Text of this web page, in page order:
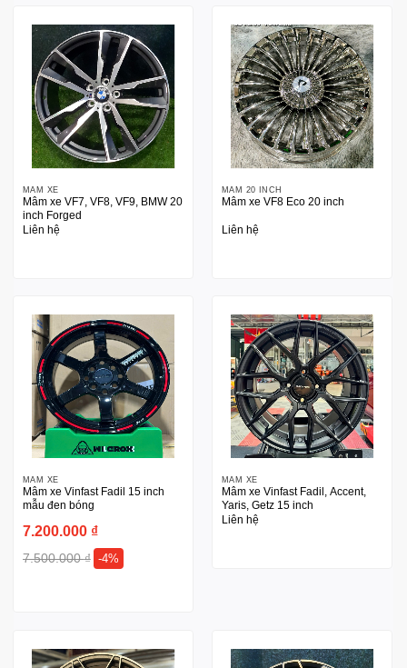
MÂM XE
Mâm xe VF7, VF8, VF9, BMW 20
inch Forged
Liên hệ
MÂM 20 INCH
Mâm xe VF8 Eco 20 inch
Liên hệ
MÂM XE
Mâm xe Vinfast Fadil 15 inch
mẫu đen bóng
7.200.000 ₫
7.500.000₫ -4%
MÂM XE
Mâm xe Vinfast Fadil, Accent,
Yaris, Getz 15 inch
Liên hệ